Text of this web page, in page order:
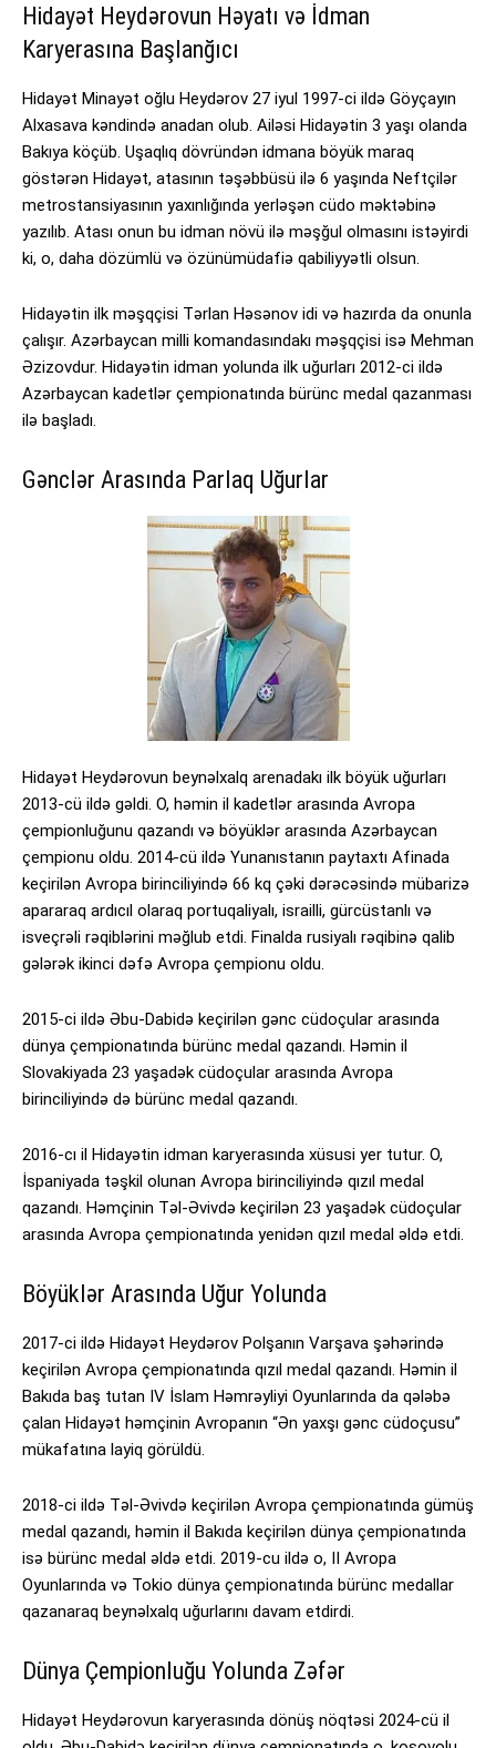
Hidayət Heydərovun Həyatı və İdman
Karyerasına Başlanğıcı
Hidayət Minayət oğlu Heydərov 27 iyul 1997-ci ildə Göyçayın
Alxasava kəndində anadan olub. Ailəsi Hidayətin 3 yaşı olanda
Bakıya köçüb. Uşaqlıq dövründən idmana böyük maraq
göstərən Hidayət, atasının təşəbbüsü ilə 6 yaşında Neftçilər
metrostansiyasının yaxınlığında yerləşən cüdo məktəbinə
yazılıb. Atası onun bu idman növü ilə məşğul olmasını istəyirdi
ki, o, daha dözümlü və özünümüdafiə qabiliyyətli olsun.
Hidayətin ilk məşqçisi Tərlan Həsənov idi və hazırda da onunla
çalışır. Azərbaycan milli komandasındakı məşqçisi isə Mehman
Əzizovdur. Hidayətin idman yolunda ilk uğurları 2012-ci ildə
Azərbaycan kadetlər çempionatında bürünc medal qazanması
ilə başladı.
Gənclər Arasında Parlaq Uğurlar
Hidayət Heydərovun beynəlxalq arenadakı ilk böyük uğurları
2013-cü ildə gəldi. O, həmin il kadetlər arasında Avropa
çempionluğunu qazandı və böyüklər arasında Azərbaycan
çempionu oldu. 2014-cü ildə Yunanıstanın paytaxtı Afinada
keçirilən Avropa birinciliyində 66 kq çəki dərəcəsində mübarizə
apararaq ardıcıl olaraq portuqaliyalı, israilli, gürcüstanlı və
isveçrəli rəqiblərini məğlub etdi. Finalda rusiyalı rəqibinə qalib
gələrək ikinci dəfə Avropa çempionu oldu.
2015-ci ildə Əbu-Dabidə keçirilən gənc cüdoçular arasında
dünya çempionatında bürünc medal qazandı. Həmin il
Slovakiyada 23 yaşadək cüdoçular arasında Avropa
birinciliyində də bürünc medal qazandı.
2016-cı il Hidayətin idman karyerasında xüsusi yer tutur. O,
İspaniyada təşkil olunan Avropa birinciliyində qızıl medal
qazandı. Həmçinin Təl-Əvivdə keçirilən 23 yaşadək cüdoçular
arasında Avropa çempionatında yenidən qızıl medal əldə etdi.
Böyüklər Arasında Uğur Yolunda
2017-ci ildə Hidayət Heydərov Polşanın Varşava şəhərində
keçirilən Avropa çempionatında qızıl medal qazandı. Həmin il
Bakıda baş tutan IV İslam Həmrəyliyi Oyunlarında da qələbə
çalan Hidayət həmçinin Avropanın “Ən yaxşı gənc cüdoçusu”
mükafatına layiq görüldü.
2018-ci ildə Təl-Əvivdə keçirilən Avropa çempionatında gümüş
medal qazandı, həmin il Bakıda keçirilən dünya çempionatında
isə bürünc medal əldə etdi. 2019-cu ildə o, II Avropa
Oyunlarında və Tokio dünya çempionatında bürünc medallar
qazanaraq beynəlxalq uğurlarını davam etdirdi.
Dünya Çempionluğu Yolunda Zəfər
Hidayət Heydərovun karyerasında dönüş nöqtəsi 2024-cü il